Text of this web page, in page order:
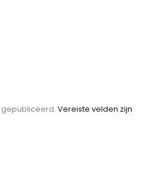
Vereiste velden zijn